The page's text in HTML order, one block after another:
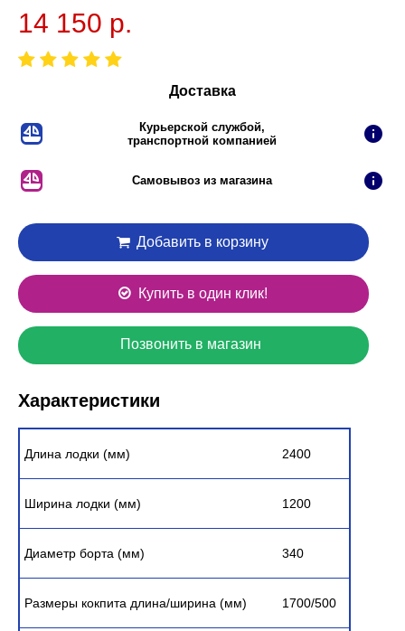
14 150 р.
Доставка
Курьерской службой,
транспортной компанией
Самовывоз из магазина
Добавить в корзину
Купить в один клик!
Позвонить в магазин
Характеристики
Длина лодки (мм) 2400
Ширина лодки (мм) 1200
Диаметр борта (мм) 340
Размеры кокпита длина/ширина (мм) 1700/500